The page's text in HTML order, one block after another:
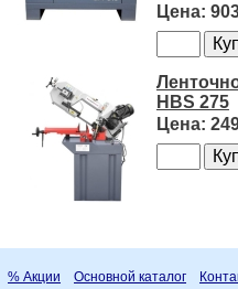
HBS 275
% Акции Основной каталог